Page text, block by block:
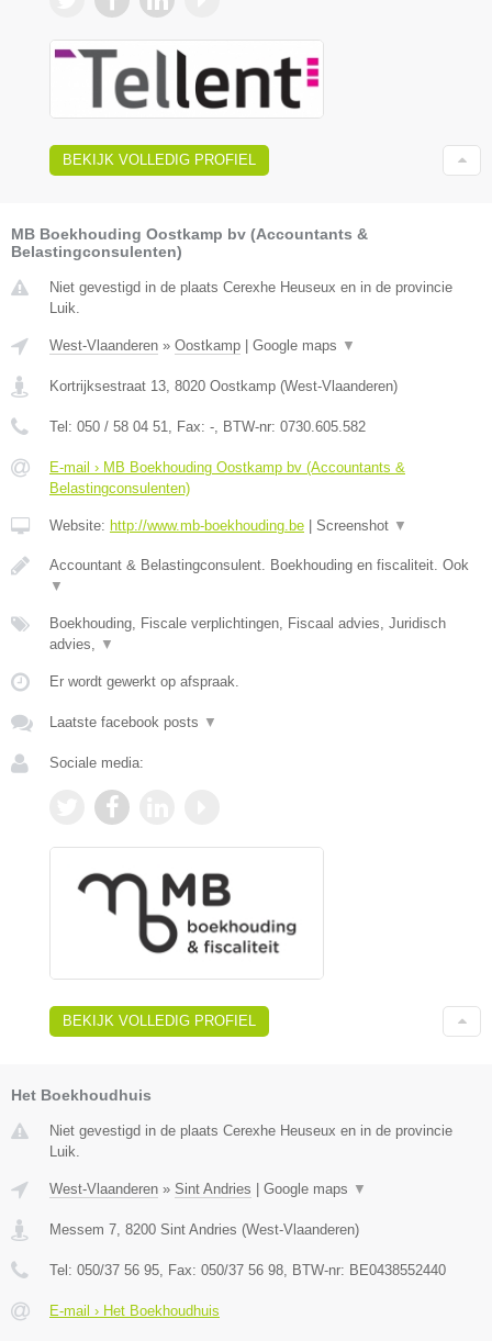
BEKIJK VOLLEDIG PROFIEL
MB Boekhouding Oostkamp bv (Accountants &
Belastingconsulenten)
Niet gevestigd in de plaats Cerexhe Heuseux en in de provincie
Luik.
West-Vlaanderen » Oostkamp Google maps ▼
Kortrijksestraat 13 8020 Oostkamp (West-Vlaanderen)
Tel: 050 / 58 04 51 , Fax: - , BTW-nr: 0730.605.582
E-mail › MB Boekhouding Oostkamp bv (Accountants &
Belastingconsulenten)
Website: http://www.mb-boekhouding.be Screenshot ▼
Accountant & Belastingconsulent. Boekhouding en fiscaliteit. Ook
▼
Boekhouding, Fiscale verplichtingen, Fiscaal advies, Juridisch
advies,
▼
Er wordt gewerkt op afspraak.
Laatste facebook posts ▼
Sociale media:
BEKIJK VOLLEDIG PROFIEL
Het Boekhoudhuis
Niet gevestigd in de plaats Cerexhe Heuseux en in de provincie
Luik.
West-Vlaanderen » Sint Andries Google maps ▼
Messem 7 8200 Sint Andries (West-Vlaanderen)
Tel: 050/37 56 95 , Fax: 050/37 56 98 , BTW-nr: BE0438552440
E-mail › Het Boekhoudhuis